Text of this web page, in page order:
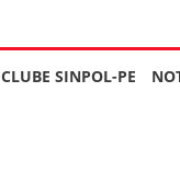
CLUBE SINPOL-PE